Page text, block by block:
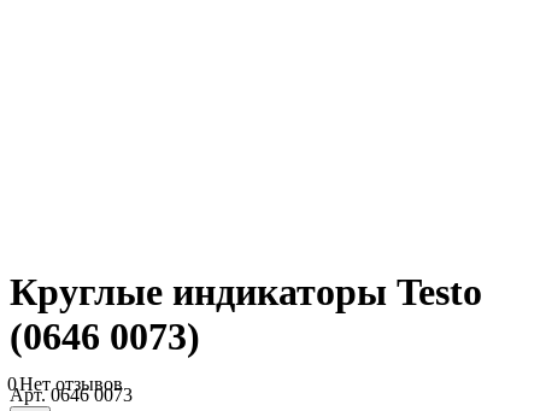
Круглые индикаторы Testo
(0646 0073)
0Нет отзывов
Арт.0646 0073